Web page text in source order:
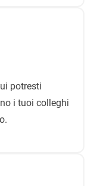
potresti
i tuoi colleghi